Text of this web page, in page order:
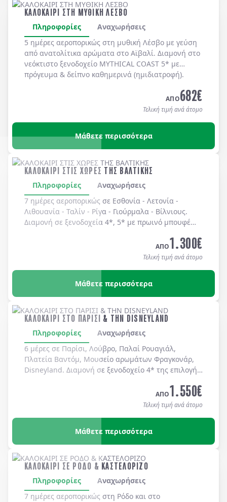
ΚΑΛΟΚΑΙΡΙ ΣΤΗ ΜΥΘΙΚΗ ΛΕΣΒΟ
Πληροφορίες
Αναχωρήσεις
5 ημέρες αεροπορικώς στη μυθική Λέσβο με γεύση
από ανατολίτικα αρώματα στο Αϊβαλί. Διαμονή στο
νεόκτιστο ξενοδοχείο MYTHICAL COAST 5* με
πρόγευμα & δείπνο καθημερινά (ημιδιατροφή).
ΑΠΟ682€
Τελική τιμή ανά άτομο
Μάθετε περισσότερα
ΚΑΛΟΚΑΙΡΙ ΣΤΙΣ ΧΩΡΕΣ ΤΗΣ ΒΑΛΤΙΚΗΣ
Πληροφορίες
Αναχωρήσεις
7 ημέρες αεροπορικώς σε Εσθονία - Λετονία -
Λιθουανία - Ταλίν - Ρίγα - Γιούρμαλα - Βίλνιους.
Διαμονή σε ξενοδοχεία 4*, 5* με πρωινό μπουφέ
ΑΠΟ1.300€
Τελική τιμή ανά άτομο
Μάθετε περισσότερα
ΚΑΛΟΚΑΙΡΙ ΣΤΟ ΠΑΡΙΣΙ & ΤΗΝ DISNEYLAND
Πληροφορίες
Αναχωρήσεις
6 μέρες σε Παρίσι, Λούβρο, Παλαί Ρουαγιάλ,
Πλατεία Βαντόμ, Μουσείο αρωμάτων Φραγκονάρ,
Disneyland. Διαμονή σε ξενοδοχείo 4* της επιλογής
ΑΠΟ1.550€
Τελική τιμή ανά άτομο
Μάθετε περισσότερα
ΚΑΛΟΚΑΙΡΙ ΣΕ ΡΟΔΟ & ΚΑΣΤΕΛΟΡΙΖΟ
Πληροφορίες
Αναχωρήσεις
7 ημέρες αεροπορικώς στη Ρόδο και στο